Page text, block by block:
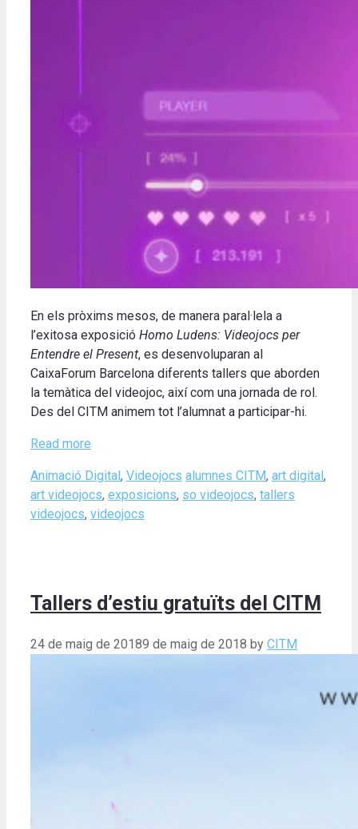
En els pròxims mesos, de manera paral·lela a
l’exitosa exposició Homo Ludens: Videojocs per
Entendre el Present, es desenvoluparan al
CaixaForum Barcelona diferents tallers que aborden
la temàtica del videojoc, així com una jornada de rol.
Des del CITM animem tot l’alumnat a participar-hi.
Read more
Categories
Animació Digital , Videojocs Tags
alumnes CITM, art digital ,
art videojocs, exposicions, so videojocs, tallers
videojocs, videojocs
Tallers d’estiu gratuïts del CITM
24 de maig de 20189 de maig de 2018 by CITM